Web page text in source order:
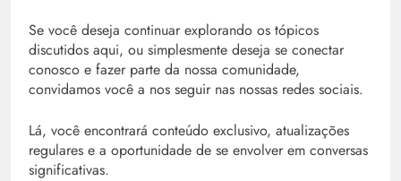
Se você deseja continuar explorando os tópicos
discutidos aqui, ou simplesmente deseja se conectar
conosco e fazer parte da nossa comunidade,
convidamos você a nos seguir nas nossas redes sociais.
Lá, você encontrará conteúdo exclusivo, atualizações
regulares e a oportunidade de se envolver em conversas
significativas.